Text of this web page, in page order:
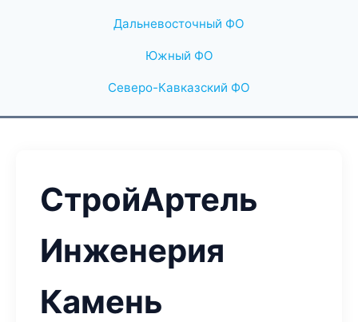
Дальневосточный ФО
Южный ФО
Северо-Кавказский ФО
СтройАртель
Инженерия
Камень